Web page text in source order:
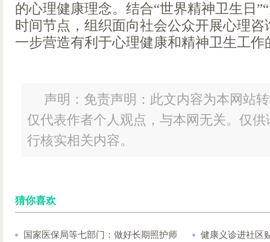
的心理健康理念。结合“世界精神卫生日
时间节点，组织面向社会公众开展心理
一步营造有利于心理健康和精神卫生工
声明：免责声明：此文内容为本网站
仅代表作者个人观点，与本网无关。仅
行核实相关内容。
猜你喜欢
国家医保局等七部门：做好长期照护师
健康义诊进社区